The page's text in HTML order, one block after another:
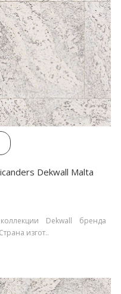
Dekwall Malta
Dekwall бренда
изгот..